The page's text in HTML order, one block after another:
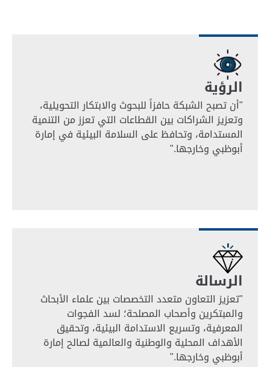
الرؤية
"أن تصبح الشبكة حافزاً للبحوث والابتكار التحويلية،
وتعزيز الشراكات بين القطاعات التي تعزز من التنمية
المستدامة، وتحافظ على السلامة البيئية في إمارة
أبوظبي وخارجها."
الرسالة
"تعزيز التعاون متعدد التخصصات بين علماء الأبحاث
والمبتكرين وأصحاب المصلحة؛ لسد الفجوات
المعرفية، وتسريع الاستدامة البيئية، وتحقيق
الأهداف المحلية والوطنية والعالمية لصالح إمارة
أبوظبي وخارجها."